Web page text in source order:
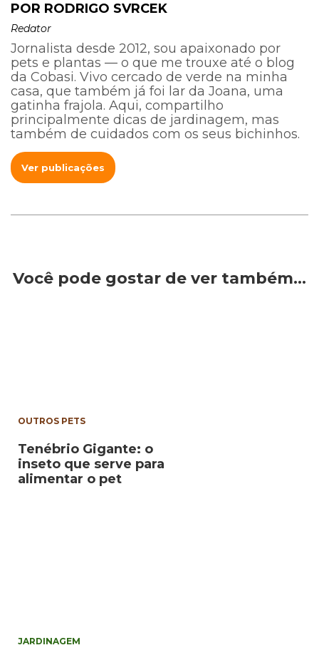
POR RODRIGO SVRCEK
Redator
Jornalista desde 2012, sou apaixonado por
pets e plantas — o que me trouxe até o blog
da Cobasi. Vivo cercado de verde na minha
casa, que também já foi lar da Joana, uma
gatinha frajola. Aqui, compartilho
principalmente dicas de jardinagem, mas
também de cuidados com os seus bichinhos.
Ver publicações
Você pode gostar de ver também…
OUTROS PETS
Tenébrio Gigante: o
inseto que serve para
alimentar o pet
JARDINAGEM